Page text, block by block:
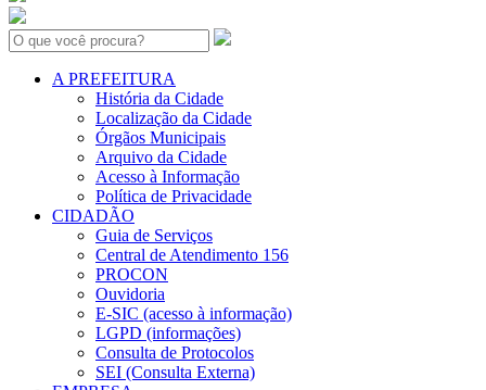
Search:
A PREFEITURA
História da Cidade
Localização da Cidade
Órgãos Municipais
Arquivo da Cidade
Acesso à Informação
Política de Privacidade
CIDADÃO
Guia de Serviços
Central de Atendimento 156
PROCON
Ouvidoria
E-SIC (acesso à informação)
LGPD (informações)
Consulta de Protocolos
SEI (Consulta Externa)